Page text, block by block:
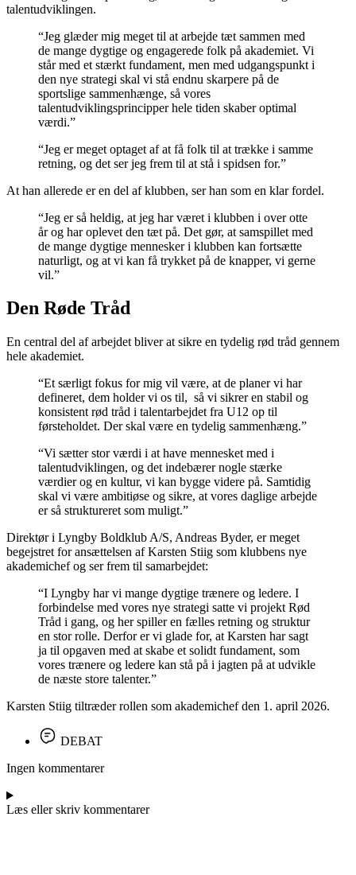
talentudviklingen.
“Jeg glæder mig meget til at arbejde tæt sammen med
de mange dygtige og engagerede folk på akademiet. Vi
står med et stærkt fundament, men med udgangspunkt i
den nye strategi skal vi stå endnu skarpere på de
sportslige sammenhænge, så vores
talentudviklingsprincipper hele tiden skaber optimal
værdi.”
“Jeg er meget optaget af at få folk til at trække i samme
retning, og det ser jeg frem til at stå i spidsen for.”
At han allerede er en del af klubben, ser han som en klar fordel.
“Jeg er så heldig, at jeg har været i klubben i over otte
år og har oplevet den tæt på. Det gør, at samspillet med
de mange dygtige mennesker i klubben kan fortsætte
naturligt, og at vi kan få trykket på de knapper, vi gerne
vil.”
Den Røde Tråd
En central del af arbejdet bliver at sikre en tydelig rød tråd gennem
hele akademiet.
“Et særligt fokus for mig vil være, at de planer vi har
defineret, dem holder vi os til, så vi sikrer en stabil og
konsistent rød tråd i talentarbejdet fra U12 op til
førsteholdet. Der skal være en tydelig sammenhæng.”
“Vi sætter stor værdi i at have mennesket med i
talentudviklingen, og det indebærer nogle stærke
værdier og en kultur, vi kan bygge videre på. Samtidig
skal vi være ambitiøse og sikre, at vores daglige arbejde
er så struktureret som muligt.”
Direktør i Lyngby Boldklub A/S, Andreas Byder, er meget
begejstret for ansættelsen af Karsten Stiig som klubbens nye
akademichef og ser frem til samarbejdet:
“I Lyngby har vi mange dygtige trænere og ledere. I
forbindelse med vores nye strategi satte vi projekt Rød
Tråd i gang, og her spiller en fælles retning og struktur
en stor rolle. Derfor er vi glade for, at Karsten har sagt
ja til opgaven med at skabe et solidt fundament, som
vores trænere og ledere kan stå på i jagten på at udvikle
de næste store talenter.”
Karsten Stiig tiltræder rollen som akademichef den 1. april 2026.
DEBAT
Ingen kommentarer
Læs eller skriv kommentarer